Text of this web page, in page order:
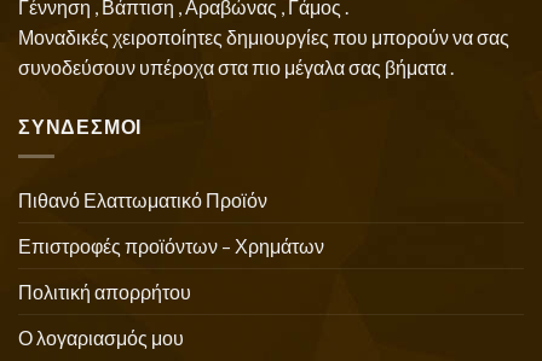
Γέννηση , Βάπτιση , Αραβώνας , Γάμος .
Μοναδικές χειροποίητες δημιουργίες που μπορούν να σας
συνοδεύσουν υπέροχα στα πιο μέγαλα σας βήματα .
ΣΥΝΔΕΣΜΟΙ
Πιθανό Ελαττωματικό Προϊόν
Επιστροφές προϊόντων – Χρημάτων
Πολιτική απορρήτου
Ο λογαριασμός μου